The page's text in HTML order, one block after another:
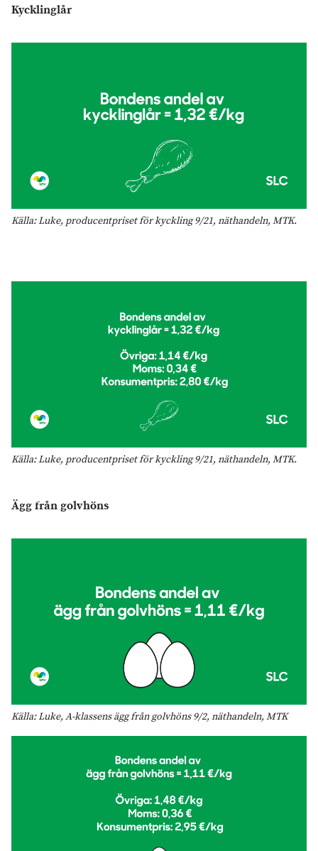
Kycklinglår
Källa: Luke, producentpriset för kyckling 9/21, näthandeln, MTK.
Källa: Luke, producentpriset för kyckling 9/21, näthandeln, MTK.
Ägg från golvhöns
Källa: Luke, A-klassens ägg från golvhöns 9/2, näthandeln, MTK